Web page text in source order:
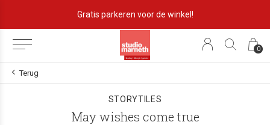
0
Gratis parkeren voor de winkel!
Terug
STORYTILES
May wishes come true